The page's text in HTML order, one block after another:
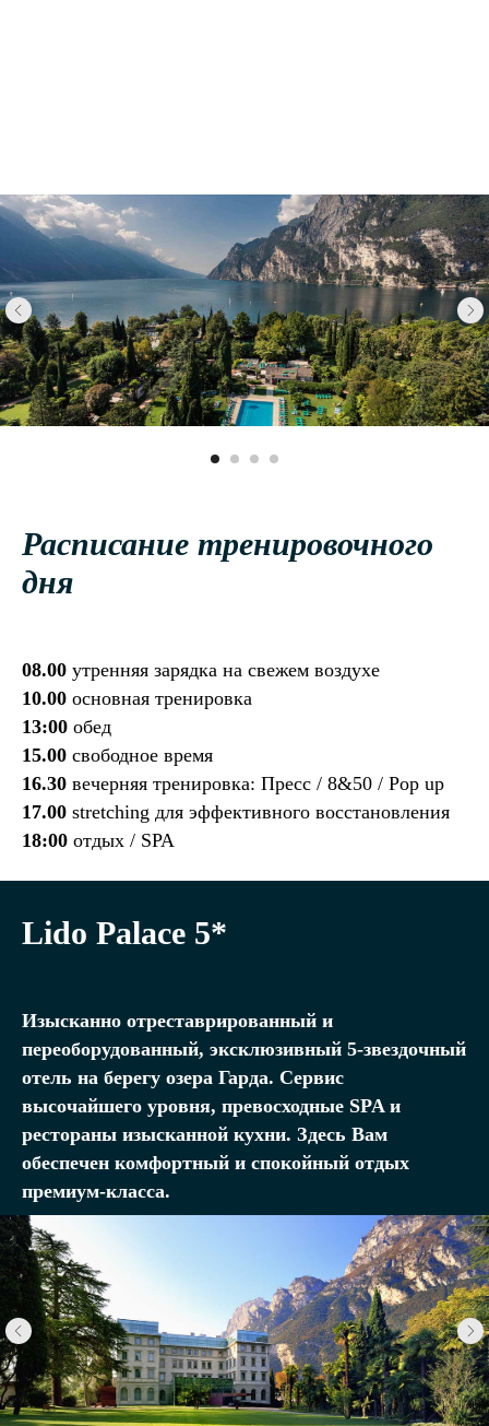
Расписание тренировочного
дня
08.00 утренняя зарядка на свежем воздухе
10.00 основная тренировка
13:00 обед
15.00 свободное время
16.30 вечерняя тренировка: Пресс / 8&50 / Pop up
17.00 stretching для эффективного восстановления
18:00 отдых / SPA
Lido Palace 5*
Изысканно отреставрированный и
переоборудованный, эксклюзивный 5-звездочный
отель на берегу озера Гарда. Сервис
высочайшего уровня, превосходные SPA и
рестораны изысканной кухни. Здесь Вам
обеспечен комфортный и спокойный отдых
премиум-класса.